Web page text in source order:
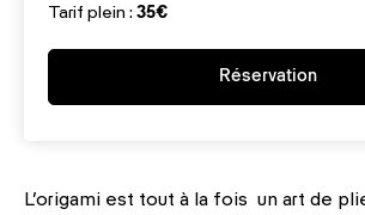
Tarif plein : 35€
Réservation
L’origami est tout à la fois un art de